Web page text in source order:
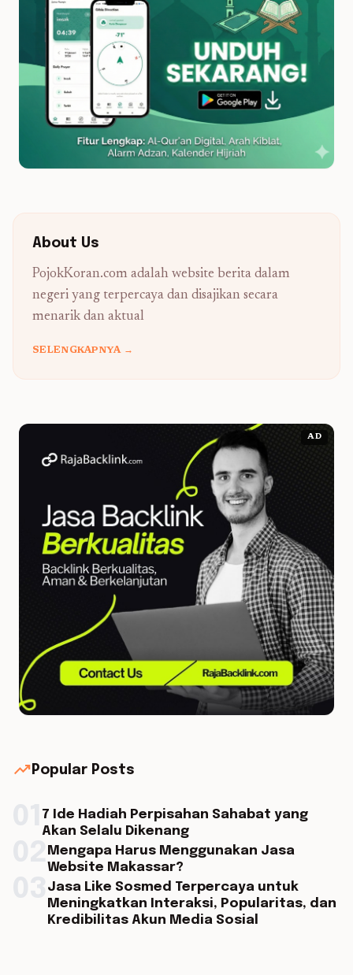
About Us
PojokKoran.com adalah website berita dalam
negeri yang terpercaya dan disajikan secara
menarik dan aktual
SELENGKAPNYA →
AD
trending_up Popular Posts
7 Ide Hadiah Perpisahan Sahabat yang
Akan Selalu Dikenang
Mengapa Harus Menggunakan Jasa
Website Makassar?
Jasa Like Sosmed Terpercaya untuk
Meningkatkan Interaksi, Popularitas, dan
Kredibilitas Akun Media Sosial